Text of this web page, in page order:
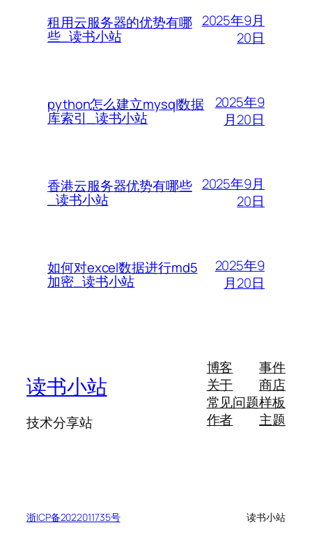
租用云服务器的优势有哪
些_读书小站
2025年9月
20日
python怎么建立mysql数据
库索引_读书小站
2025年9
月20日
香港云服务器优势有哪些
_读书小站
2025年9月
20日
如何对excel数据进行md5
加密_读书小站
2025年9
月20日
读书小站
技术分享站
博客
关于
常见问题
作者
事件
商店
样板
主题
浙ICP备2022011735号 读书小站